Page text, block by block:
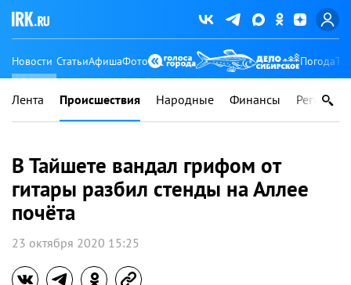
Новости СтатьиАфишаФото Погода
Лента Происшествия Народные Финансы Регионы
В Тайшете вандал грифом от
гитары разбил стенды на Аллее
почёта
23 октября 2020 15:25